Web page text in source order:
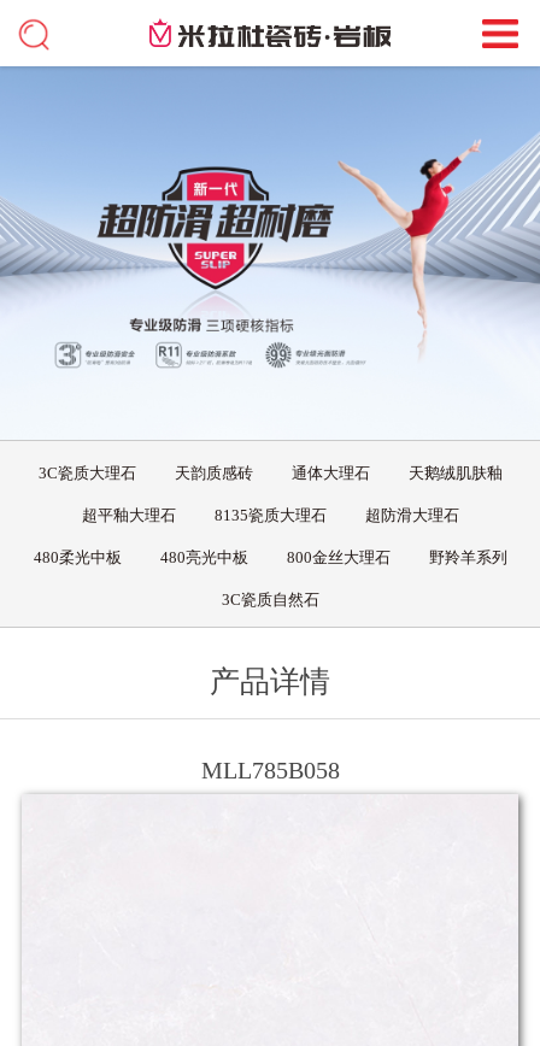
3C瓷质大理石 天韵质感砖 通体大理石 天鹅绒肌肤釉
超平釉大理石 8135瓷质大理石 超防滑大理石
480柔光中板 480亮光中板 800金丝大理石 野羚羊系列
3C瓷质自然石
产品详情
MLL785B058